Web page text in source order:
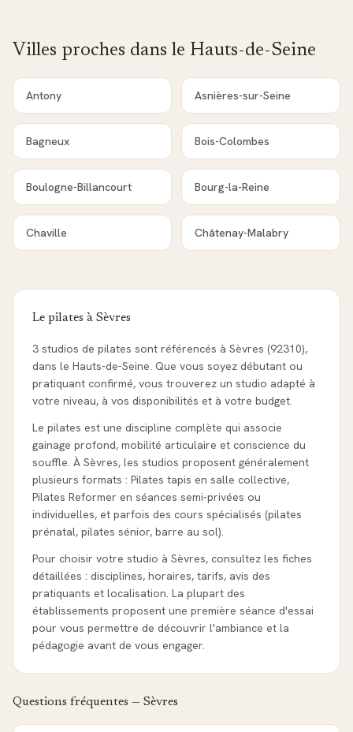
Villes proches dans le Hauts-de-Seine
Antony Asnières-sur-Seine
Bagneux Bois-Colombes
Boulogne-Billancourt Bourg-la-Reine
Chaville Châtenay-Malabry
Le pilates à Sèvres
3 studios de pilates sont référencés à Sèvres (92310),
dans le Hauts-de-Seine. Que vous soyez débutant ou
pratiquant confirmé, vous trouverez un studio adapté à
votre niveau, à vos disponibilités et à votre budget.
Le pilates est une discipline complète qui associe
gainage profond, mobilité articulaire et conscience du
souffle. À Sèvres, les studios proposent généralement
plusieurs formats : Pilates tapis en salle collective,
Pilates Reformer en séances semi-privées ou
individuelles, et parfois des cours spécialisés (pilates
prénatal, pilates sénior, barre au sol).
Pour choisir votre studio à Sèvres, consultez les fiches
détaillées : disciplines, horaires, tarifs, avis des
pratiquants et localisation. La plupart des
établissements proposent une première séance d'essai
pour vous permettre de découvrir l'ambiance et la
pédagogie avant de vous engager.
Questions fréquentes — Sèvres